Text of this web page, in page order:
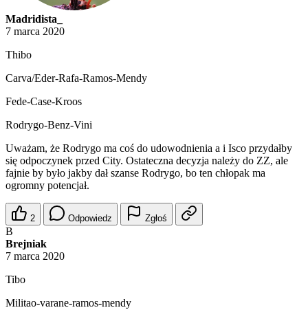
Madridista_
7 marca 2020
Thibo
Carva/Eder-Rafa-Ramos-Mendy
Fede-Case-Kroos
Rodrygo-Benz-Vini
Uważam, że Rodrygo ma coś do udowodnienia a i Isco przydałby
się odpoczynek przed City. Ostateczna decyzja należy do ZZ, ale
fajnie by było jakby dał szanse Rodrygo, bo ten chłopak ma
ogromny potencjał.
2 Odpowiedz Zgłoś
B
Brejniak
7 marca 2020
Tibo
Militao-varane-ramos-mendy